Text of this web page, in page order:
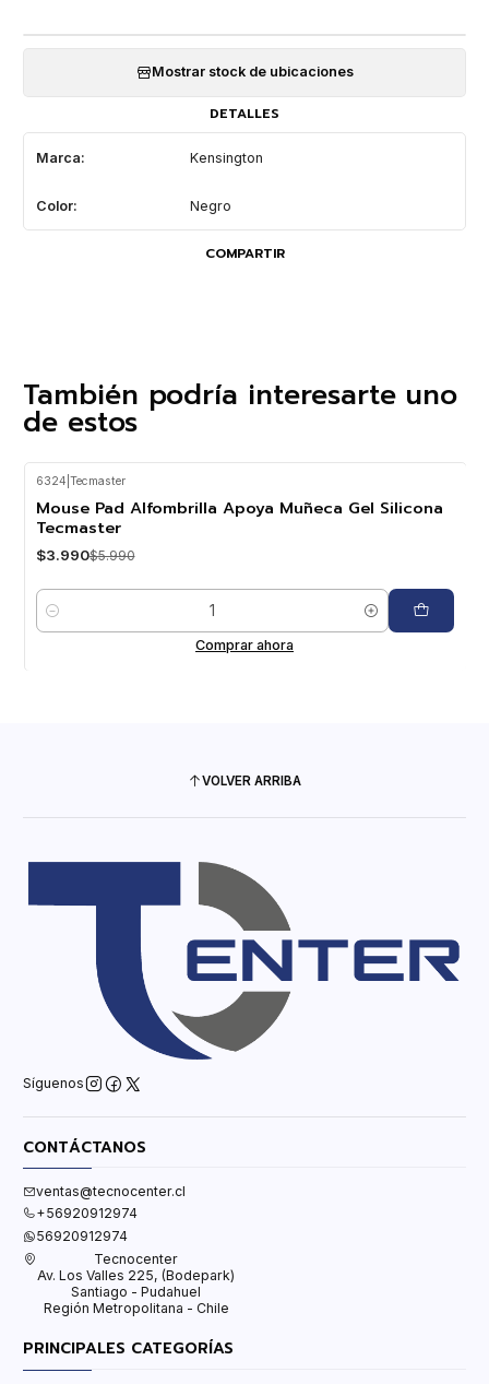
Mostrar stock de ubicaciones
DETALLES
Marca: Kensington
Color: Negro
COMPARTIR
También podría interesarte uno
de estos
6324 Tecmaster
Mouse Pad Alfombrilla Apoya Muñeca Gel Silicona
Tecmaster
$3.990$5.990
Cantidad
Comprar ahora
VOLVER ARRIBA
Síguenos
CONTÁCTANOS
ventas@tecnocenter.cl
+56920912974
56920912974
Tecnocenter
Av. Los Valles 225, (Bodepark)
Santiago - Pudahuel
Región Metropolitana - Chile
PRINCIPALES CATEGORÍAS